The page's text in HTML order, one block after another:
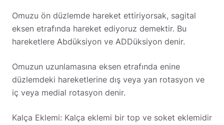
Omuzu ön düzlemde hareket ettiriyorsak, sagital
eksen etrafında hareket ediyoruz demektir. Bu
hareketlere Abdüksiyon ve ADDüksiyon denir.
Omuzun uzunlamasına eksen etrafında enine
düzlemdeki hareketlerine dış veya yan rotasyon ve
iç veya medial rotasyon denir.
Kalça Eklemi: Kalça eklemi bir top ve soket eklemidir